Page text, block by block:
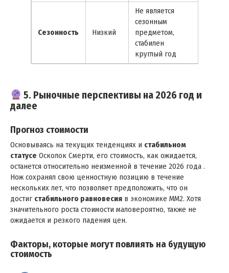
Сезонность Низкий
Не является
сезонным
предметом,
стабилен
круглый год
5. Рыночные перспективы на 2026 год и
далее
Прогноз стоимости
Основываясь на текущих тенденциях и стабильном
статусе Осколок Смерти, его стоимость, как ожидается,
останется относительно неизменной в течение 2026 года .
Нож сохранял свою ценностную позицию в течение
нескольких лет, что позволяет предположить, что он
достиг стабильного равновесия в экономике MM2. Хотя
значительного роста стоимости маловероятно, также не
ожидается и резкого падения цен.
Факторы, которые могут повлиять на будущую
стоимость